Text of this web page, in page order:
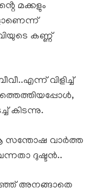
മക്കളും
കണ്ണ്
വിളിച്ച്
കിടന്നു.
സന്തോഷ വാർത്ത
ദുഷ്ടൻ..
അനങ്ങാതെ